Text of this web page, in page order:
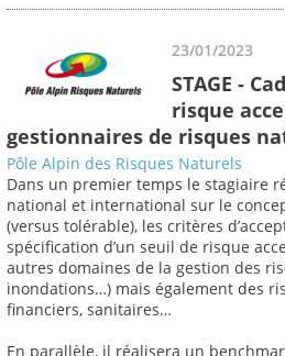
23/01/2023
STAGE -
risque
gestionnaires de risques
Pôle Alpin des Risques Naturels
Dans un premier temps le stagiaire
national et international sur le
(versus tolérable), les critères
spécification d’un seuil de risque
autres domaines de la gestion des
inondations…) mais également des
financiers, sanitaires…
En parallèle, il réalisera un